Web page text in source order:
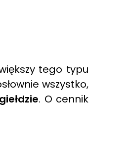
tego typu
wszystko,
. O cennik